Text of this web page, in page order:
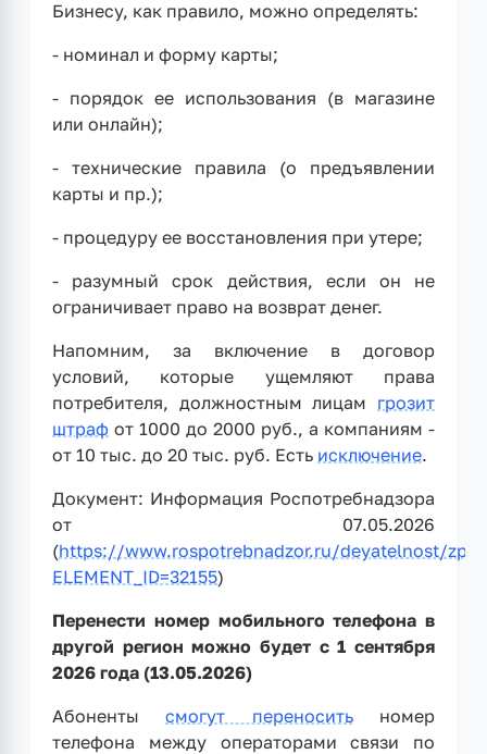
Бизнесу, как правило, можно определять:
- номинал и форму карты;
- порядок ее использования (в магазине
или онлайн);
- технические правила (о предъявлении
карты и пр.);
- процедуру ее восстановления при утере;
- разумный срок действия, если он не
ограничивает право на возврат денег.
Напомним, за включение в договор
условий, которые ущемляют права
потребителя, должностным лицам грозит
штраф от 1000 до 2000 руб., а компаниям -
от 10 тыс. до 20 тыс. руб. Есть исключение.
Документ: Информация Роспотребнадзора
от 07.05.2026
(https://www.rospotrebnadzor.ru/deyatelnost/
ELEMENT_ID=32155)
Перенести номер мобильного телефона в
другой регион можно будет с 1 сентября
2026 года (13.05.2026)
Абонентысмогут переноситьномер
телефона между операторами связи по